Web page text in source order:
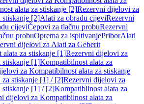
alata za stiskanje [2]Rezervni dijelovi za
stiskanje [2]Alati za obradu cijeviRezervni
cijeviČepovi za tlačnu probuRezervni
probuOprema za ispitivanjePriborAlati
dijelovi za Alati za Geberit
za stiskanje [1]Rezervni dijelovi za
stiskanje [1]Kompatibilnost alata za
za Kompatibilnost alata za stiskanje
stiskanje [1] / [2]Rezervni dijelovi za
stiskanje [1] / [2]Kompatibilnost alata za
dijelovi za Kompatibilnost alata za